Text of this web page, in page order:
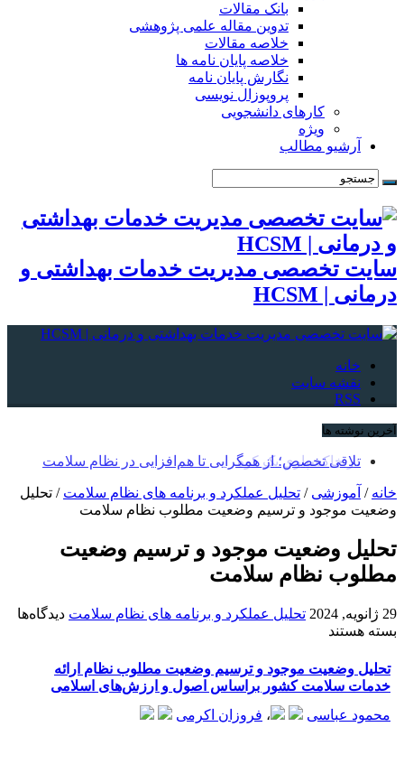
بانک مقالات
تدوین مقاله علمی پژوهشی
خلاصه مقالات
خلاصه پایان نامه ها
نگارش پایان نامه
پروپوزال نویسی
کارهای دانشجویی
ویژه
آرشیو مطالب
سایت تخصصی مدیریت خدمات بهداشتی و
درمانی | HCSM
خانه
نقشه سایت
RSS
آخرین نوشته ها
تلاقی تخصص؛ از همگرایی تا هم‌افزایی در نظام سلامت
در خاکسپاریِ یک کوه
خانه / آموزشی / تحلیل عملکرد و برنامه های نظام سلامت / تحلیل
وضعیت موجود و ترسیم وضعیت مطلوب نظام سلامت
تحلیل وضعیت موجود و ترسیم وضعیت
مطلوب نظام سلامت
29 ژانویه, 2024 تحلیل عملکرد و برنامه های نظام سلامت دیدگاه‌ها
بسته هستند
تحلیل وضعیت موجود و ترسیم وضعیت مطلوب نظام ارائه
خدمات سلامت کشور براساس اصول و ارزش‌های اسلامی
محمود عباسی
، فروزان اکرمی